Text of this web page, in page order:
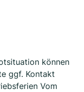
können
ggf. Kontakt
Vom